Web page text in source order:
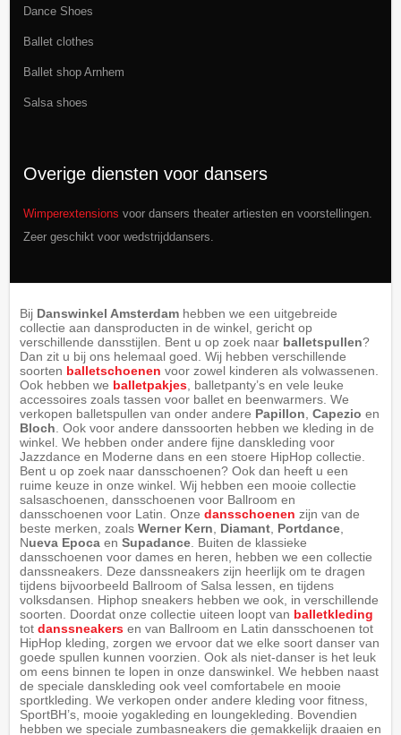
Dance Shoes
Ballet clothes
Ballet shop Arnhem
Salsa shoes
Overige diensten voor dansers
Wimperextensions voor dansers theater artiesten en voorstellingen.
Zeer geschikt voor wedstrijddansers.
Bij Danswinkel Amsterdamhebben we een uitgebreide
collectie aan dansproducten in de winkel, gericht op
verschillende dansstijlen. Bent u op zoek naar balletspullen?
Dan zit u bij ons helemaal goed. Wij hebben verschillende
soorten balletschoenen voor zowel kinderen als volwassenen.
Ook hebben we balletpakjes, balletpanty’s en vele leuke
accessoires zoals tassen voor ballet en beenwarmers. We
verkopen balletspullen van onder andere Papillon Capezio en
Bloch . Ook voor andere danssoorten hebben we kleding in de
winkel. We hebben onder andere fijne danskleding voor
Jazzdance en Moderne dans en een stoere HipHop collectie.
Bent u op zoek naar dansschoenen? Ook dan heeft u een
ruime keuze in onze winkel. Wij hebben een mooie collectie
salsaschoenen, dansschoenen voor Ballroom en
dansschoenen voor Latin. Onze dansschoenen zijn van de
beste merken, zoals Werner Kern Diamant, Portdance,
Nueva Epocaen Supadance. Buiten de klassieke
dansschoenen voor dames en heren, hebben we een collectie
danssneakers. Deze danssneakers zijn heerlijk om te dragen
tijdens bijvoorbeeld Ballroom of Salsa lessen, en tijdens
volksdansen. Hiphop sneakers hebben we ook, in verschillende
soorten. Doordat onze collectie uiteen loopt van balletkleding
tot danssneakersen van Ballroom en Latin dansschoenen tot
HipHop kleding, zorgen we ervoor dat we elke soort danser van
goede spullen kunnen voorzien. Ook als niet-danser is het leuk
om eens binnen te lopen in onze danswinkel. We hebben naast
de speciale danskleding ook veel comfortabele en mooie
sportkleding. We verkopen onder andere kleding voor fitness,
SportBH’s, mooie yogakleding en loungekleding. Bovendien
hebben we speciale zumbasneakers die gemakkelijk draaien en